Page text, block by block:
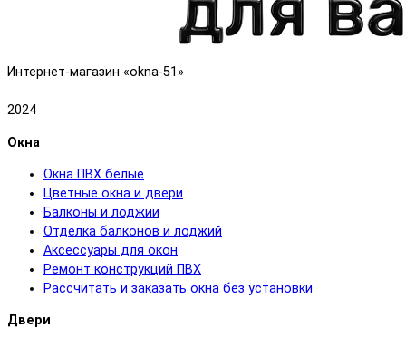
Интернет-магазин «okna-51»
2024
Окна
Окна ПВХ белые
Цветные окна и двери
Балконы и лоджии
Отделка балконов и лоджий
Аксессуары для окон
Ремонт конструкций ПВХ
Рассчитать и заказать окна без установки
Двери